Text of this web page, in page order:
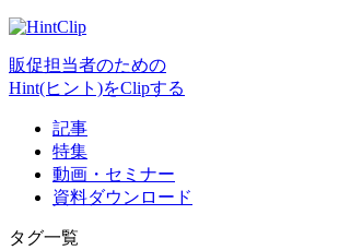
販促担当者のための
Hint(ヒント)をClipする
記事
特集
動画・セミナー
資料ダウンロード
タグ一覧